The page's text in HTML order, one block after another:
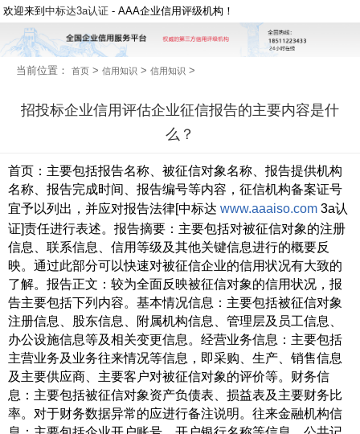
欢迎来到中标达3a认证 - AAA企业信用评级机构！
当前位置： 首页 > 信用知识 > 信用知识 >
招投标企业信用评估企业征信报告的主要内容是什
么？
首页：主要包括报告名称、被征信对象名称、报告提供机构
名称、报告完成时间、报告编号等内容，征信机构备案证号
宜予以列出，并应对报告法律[中标达 www.aaaiso.com 3a认
证]责任进行表述。报告摘要：主要包括对被征信对象的注册
信息、联系信息、信用等级及其他关键信息进行的概要反
映。通过此部分可以快速对被征信企业的信用状况有大致的
了解。报告正文：较为全面反映被征信对象的信用状况，报
告主要包括下列内容。基本情况信息：主要包括被征信对象
注册信息、股东信息、附属机构信息、管理层及员工信息、
办公设施信息等及相关变更信息。经营业务信息：主要包括
主营业务及业务往来情况等信息，即采购、生产、销售信息
及主要供应商、主要客户对被征信对象的评价等。财务信
息：主要包括被征信对象资产负债表、损益表及主要财务比
率。对于财务数据异常的应进行备注说明。往来金融机构信